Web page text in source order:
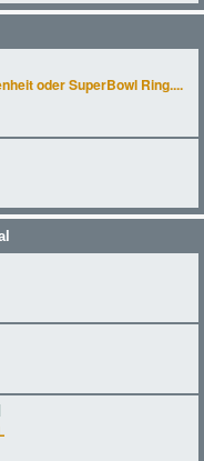
oder SuperBowl Ring....